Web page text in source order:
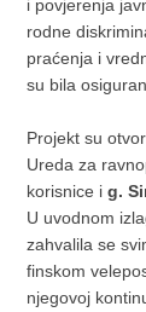
i povjerenja
rodne
praćenja i
su bila
Projekt su
Ureda za
korisnice ig.
U uvodnom
zahvalila se
finskom
njegovoj